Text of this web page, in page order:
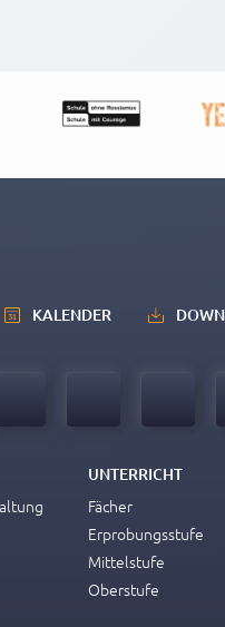
KALENDER
UNTERRICHT
Fächer
Erprobungsstufe
Mittelstufe
Oberstufe